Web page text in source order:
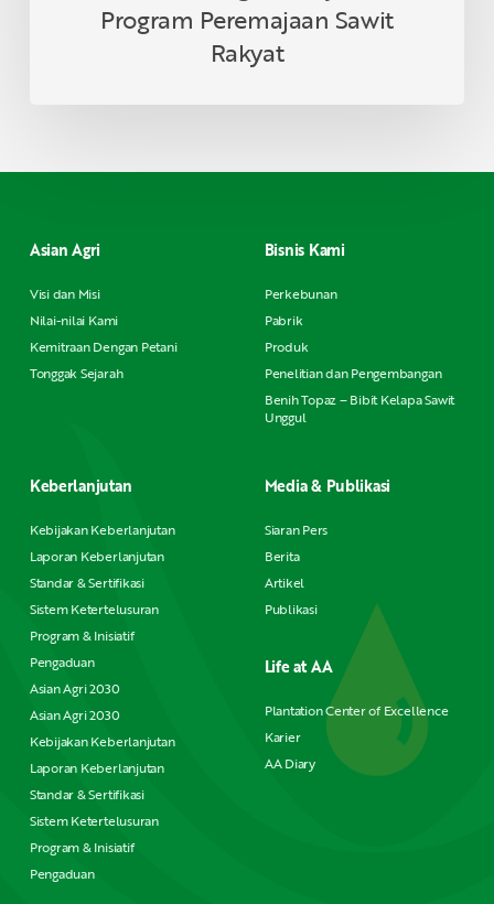
Program Peremajaan Sawit
Rakyat
Asian Agri
Visi dan Misi
Nilai-nilai Kami
Kemitraan Dengan Petani
Tonggak Sejarah
Bisnis Kami
Perkebunan
Pabrik
Produk
Penelitian dan Pengembangan
Benih Topaz – Bibit Kelapa Sawit
Unggul
Keberlanjutan
Kebijakan Keberlanjutan
Laporan Keberlanjutan
Standar & Sertifikasi
Sistem Ketertelusuran
Program & Inisiatif
Pengaduan
Asian Agri 2030
Asian Agri 2030
Kebijakan Keberlanjutan
Laporan Keberlanjutan
Standar & Sertifikasi
Sistem Ketertelusuran
Program & Inisiatif
Pengaduan
Media & Publikasi
Siaran Pers
Berita
Artikel
Publikasi
Life at AA
Plantation Center of Excellence
Karier
AA Diary